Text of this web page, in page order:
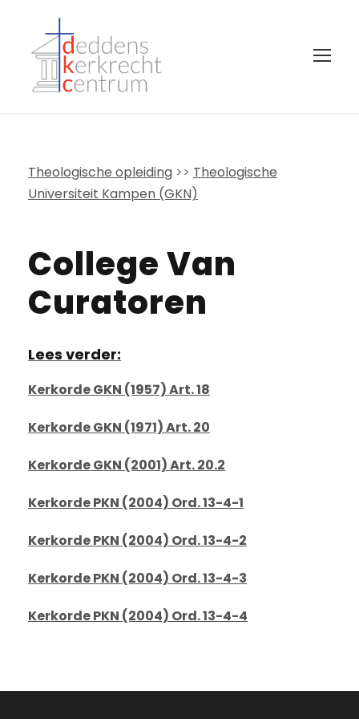
Theologische opleiding >> Theologische
Universiteit Kampen (GKN)
College Van
Curatoren
Lees verder:
Kerkorde GKN (1957) Art. 18
Kerkorde GKN (1971) Art. 20
Kerkorde GKN (2001) Art. 20.2
Kerkorde PKN (2004) Ord. 13-4-1
Kerkorde PKN (2004) Ord. 13-4-2
Kerkorde PKN (2004) Ord. 13-4-3
Kerkorde PKN (2004) Ord. 13-4-4